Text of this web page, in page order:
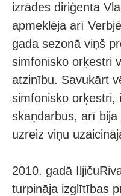
izrādes diriģenta
apmeklēja arī
gada sezonā viņš
simfonisko orķestri
atzinību. Savukārt
simfonisko orķestri,
skaņdarbus, arī
uzreiz viņu
2010. gadā
turpināja izglītības